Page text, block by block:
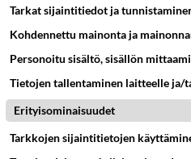
Tarkat sijaintitiedot ja
Kohdennettu mainonta ja
Personoitu sisältö, sisällön
Tietojen tallentaminen laitteelle
Erityisominaisuudet
Tarkkojen sijaintitietojen